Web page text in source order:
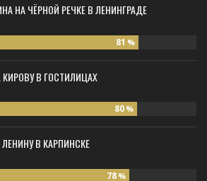
НА ЧЁРНОЙ РЕЧКЕ В ЛЕНИНГРАДЕ
81 %
В ГОСТИЛИЦАХ
80 %
В КАРПИНСКЕ
78 %